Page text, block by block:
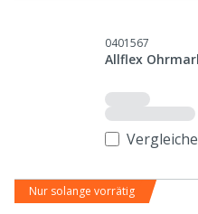
0401567
Allflex
Nur solange vorrätig